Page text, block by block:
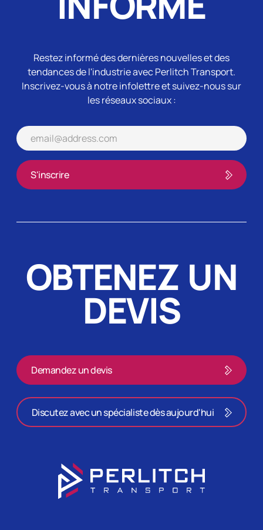
Restez informé des dernières nouvelles et des
tendances de l'industrie avec Perlitch Transport.
Inscrivez-vous à notre infolettre et suivez-nous sur
les réseaux sociaux :
OBTENEZ UN
DEVIS
Demandez un devis
Discutez avec un spécialiste dès aujourd'hui